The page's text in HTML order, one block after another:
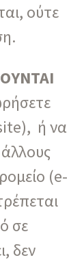
ούτε
ή να
(e-
σε
δεν